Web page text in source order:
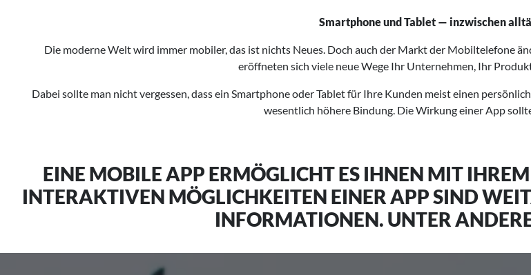
Smartphone und Tablet — inzwischen
Die moderne Welt wird immer mobiler, das ist nichts Neues. Doch auch der Markt der Mobiltelefone
eröffneten sich viele neue Wege Ihr Unternehmen, Ihr
Dabei sollte man nicht vergessen, dass ein Smartphone oder Tablet für Ihre Kunden meist einen
wesentlich höhere Bindung. Die Wirkung einer App
EINE MOBILE APP ERMÖGLICHT ES IHNEN MIT
INTERAKTIVEN MÖGLICHKEITEN EINER APP SIND
INFORMATIONEN. UNTER